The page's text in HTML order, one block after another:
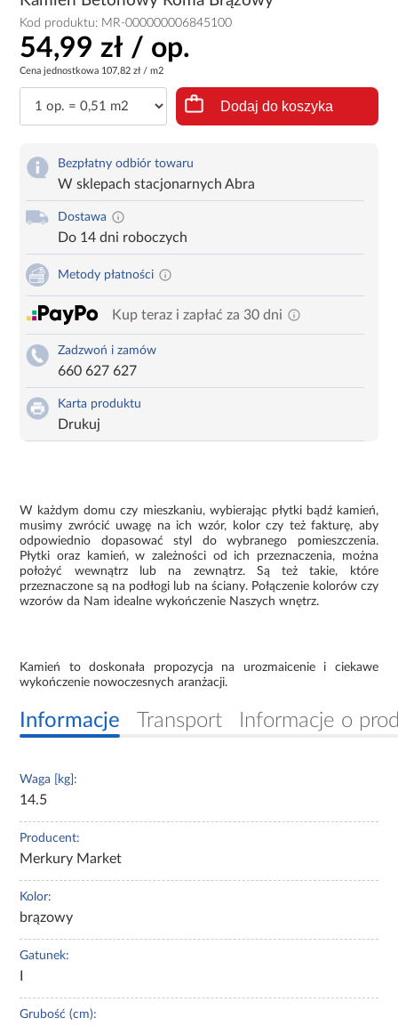
Kod produktu: MR-000000006845100
54,99 zł / op.
Cena jednostkowa 107,82 zł / m2
Dodaj do koszyka
Bezpłatny odbiór towaru
W sklepach stacjonarnych Abra
Dostawa
Do 14 dni roboczych
Metody płatności
Kup teraz i zapłać za 30 dni
Zadzwoń i zamów
660 627 627
Karta produktu
Drukuj
W każdym domu czy mieszkaniu, wybierając płytki bądź kamień,
musimy zwrócić uwagę na ich wzór, kolor czy też fakturę, aby
odpowiednio dopasować styl do wybranego pomieszczenia.
Płytki oraz kamień, w zależności od ich przeznaczenia, można
położyć wewnątrz lub na zewnątrz. Są też takie, które
przeznaczone są na podłogi lub na ściany. Połączenie kolorów czy
wzorów da Nam idealne wykończenie Naszych wnętrz.
Kamień to doskonała propozycja na urozmaicenie i ciekawe
wykończenie nowoczesnych aranżacji.
Informacje Transport Informacje o
Waga [kg]:
14.5
Producent:
Merkury Market
Kolor:
brązowy
Gatunek:
Grubość (cm):